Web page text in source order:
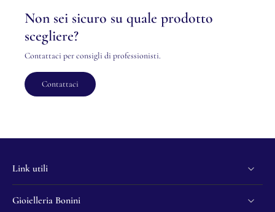
Non sei sicuro su quale prodotto
scegliere?
Contattaci per consigli di professionisti.
Contattaci
Link utili
Gioielleria Bonini